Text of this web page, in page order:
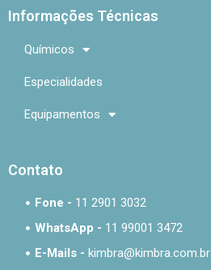
Informações Técnicas
Químicos
Especialidades
Equipamentos
Contato
Fone - 11 2901 3032
WhatsApp - 11 99001 3472
E-Mails - kimbra@kimbra.com.br